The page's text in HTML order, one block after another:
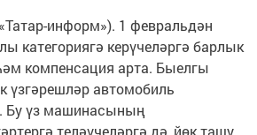
информ»). 1 февральдән
категориягә керүчеләргә барлык
компенсация арта. Быелгы
үзгәрешләр автомобиль
Бу үз машинасының
теләүчеләргә дә, йөк ташу